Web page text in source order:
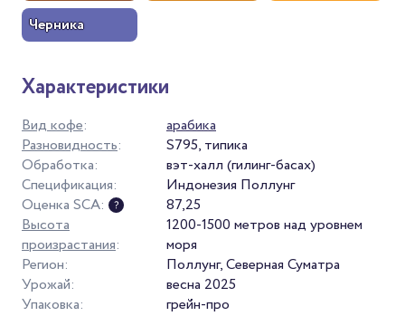
Черника
Характеристики
Вид кофе:
арабика
Разновидность:
S795, типика
Обработка:
вэт-халл (гилинг-басах)
Спецификация:
Индонезия Поллунг
Оценка SCA:
87,25
Высота
произрастания:
1200-1500 метров над уровнем
моря
Регион:
Поллунг, Северная Суматра
Урожай:
весна 2025
Упаковка:
грейн-про